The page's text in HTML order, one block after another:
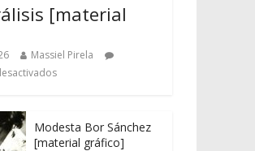
[material
Massiel Pirela
Modesta Bor Sánchez
[material gráfico]